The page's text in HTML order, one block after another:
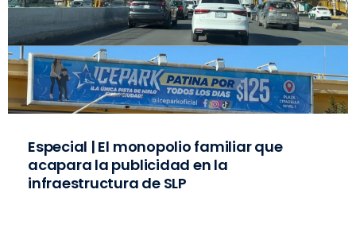
Especial | El monopolio familiar que
acapara la publicidad en la
infraestructura de SLP